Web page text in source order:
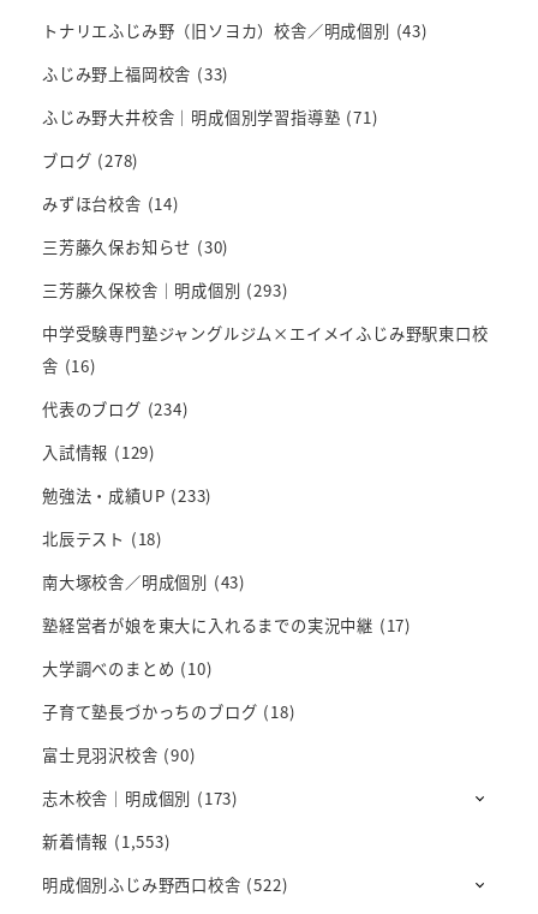
トナリエふじみ野（旧ソヨカ）校舎／明成個別 (43)
ふじみ野上福岡校舎 (33)
ふじみ野大井校舎｜明成個別学習指導塾 (71)
ブログ (278)
みずほ台校舎 (14)
三芳藤久保お知らせ (30)
三芳藤久保校舎｜明成個別 (293)
中学受験専門塾ジャングルジム×エイメイふじみ野駅東口校
舎 (16)
代表のブログ (234)
入試情報 (129)
勉強法・成績UP (233)
北辰テスト (18)
南大塚校舎／明成個別 (43)
塾経営者が娘を東大に入れるまでの実況中継 (17)
大学調べのまとめ (10)
子育て塾長づかっちのブログ (18)
富士見羽沢校舎 (90)
志木校舎｜明成個別 (173)
新着情報 (1,553)
明成個別ふじみ野西口校舎 (522)